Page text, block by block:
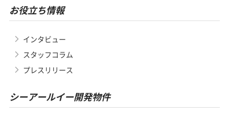
お役立ち情報
インタビュー
スタッフコラム
プレスリリース
シーアールイー開発物件